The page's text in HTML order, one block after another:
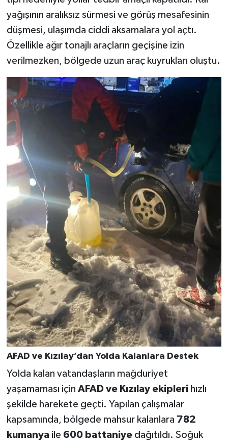
yağışının aralıksız sürmesi ve görüş mesafesinin
düşmesi, ulaşımda ciddi aksamalara yol açtı.
Özellikle ağır tonajlı araçların geçişine izin
verilmezken, bölgede uzun araç kuyrukları oluştu.
AFAD ve Kızılay’dan Yolda Kalanlara Destek
Yolda kalan vatandaşların mağduriyet
yaşamaması için AFAD ve Kızılay ekiplerihızlı
şekilde harekete geçti. Yapılan çalışmalar
kapsamında, bölgede mahsur kalanlara 782
kumanyaile 600 battaniyedağıtıldı. Soğuk